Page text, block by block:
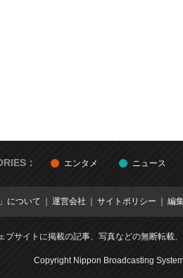
： エンタメ ニュース
について 運営会社 サイトポリシー 編
ブサイトに掲載の記事、写真などの無断転載
Copyright Nippon Broadcasting